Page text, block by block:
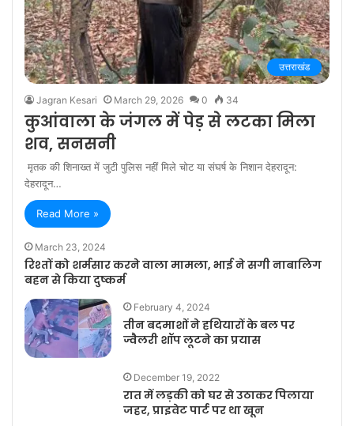
उत्तराखंड
Jagran Kesari March 29, 2026 0 34
कुआंवाला के जंगल में पेड़ से लटका मिला
शव, सनसनी
मृतक की शिनाख्त में जुटी पुलिस नहीं मिले चोट या संघर्ष के निशान देहरादून:
देहरादून…
Read More »
March 23, 2024
रिश्तों को शर्मसार करने वाला मामला, भाई ने सगी नाबालिग
बहन से किया दुष्कर्म
February 4, 2024
तीन बदमाशों ने हथियारों के बल पर
ज्वैलरी शॉप लूटने का प्रयास
December 19, 2022
रात में लड़की को घर से उठाकर पिलाया
जहर, प्राइवेट पार्ट पर था खून